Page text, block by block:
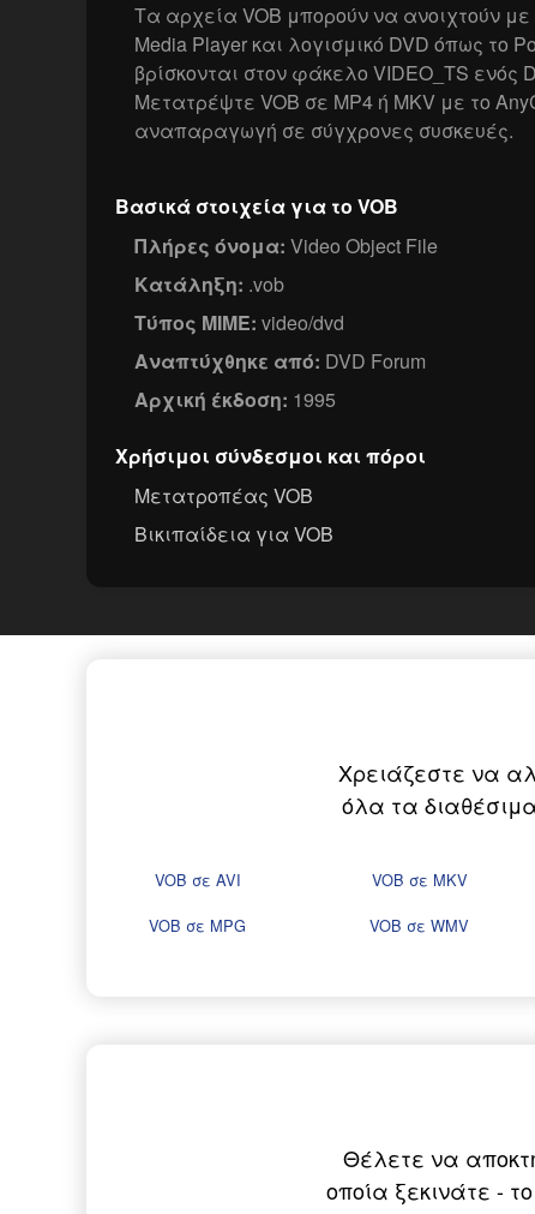
Τα αρχεία VOB μπορούν να ανοιχτούν με
Media Player και λογισμικό DVD όπως το
βρίσκονται στον φάκελο VIDEO_TS ενός
Μετατρέψτε VOB σε MP4 ή MKV με το
αναπαραγωγή σε σύγχρονες συσκευές.
Βασικά στοιχεία για το VOB
Πλήρες όνομα: Video Object File
Κατάληξη: .vob
Τύπος MIME: video/dvd
Αναπτύχθηκε από: DVD Forum
Αρχική έκδοση: 1995
Χρήσιμοι σύνδεσμοι και πόροι
Μετατροπέας VOB
Βικιπαίδεια για VOB
Χρειάζεστε να
όλα τα
VOB σε AVI VOB σε MKV
VOB σε MPG
VOB σε WMV
Θέλετε να
οποία ξεκινάτε -